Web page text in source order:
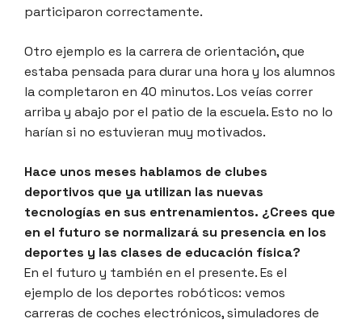
participaron correctamente.
Otro ejemplo es la carrera de orientación, que
estaba pensada para durar una hora y los alumnos
la completaron en 40 minutos. Los veías correr
arriba y abajo por el patio de la escuela. Esto no lo
harían si no estuvieran muy motivados.
Hace unos meses hablamos de clubes
deportivos que ya utilizan las nuevas
tecnologías en sus entrenamientos. ¿Crees que
en el futuro se normalizará su presencia en los
deportes y las clases de educación física?
En el futuro y también en el presente. Es el
ejemplo de los deportes robóticos: vemos
carreras de coches electrónicos, simuladores de